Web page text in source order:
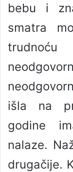
bebu i
smatra
išla na
godine
nalaze.
drugačije.